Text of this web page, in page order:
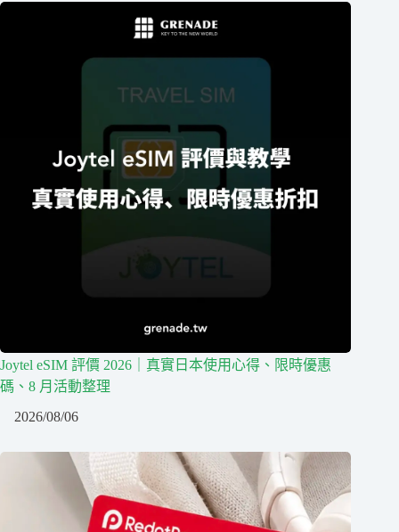
Joytel eSIM 評價 2026｜真實日本使用心得、限時優惠
碼、8 月活動整理
2026/08/06